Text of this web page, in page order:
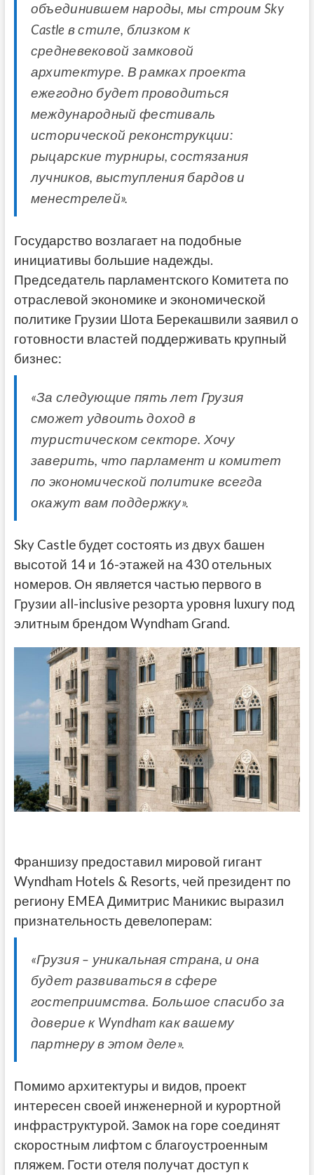
объединившем народы, мы строим Sky
Castle в стиле, близком к
средневековой замковой
архитектуре. В рамках проекта
ежегодно будет проводиться
международный фестиваль
исторической реконструкции:
рыцарские турниры, состязания
лучников, выступления бардов и
менестрелей».
Государство возлагает на подобные
инициативы большие надежды.
Председатель парламентского Комитета по
отраслевой экономике и экономической
политике Грузии Шота Берекашвили заявил о
готовности властей поддерживать крупный
бизнес:
«За следующие пять лет Грузия
сможет удвоить доход в
туристическом секторе. Хочу
заверить, что парламент и комитет
по экономической политике всегда
окажут вам поддержку».
Sky Castle будет состоять из двух башен
высотой 14 и 16-этажей на 430 отельных
номеров. Он является частью первого в
Грузии all-inclusive резорта уровня luxury под
элитным брендом Wyndham Grand.
Франшизу предоставил мировой гигант
Wyndham Hotels & Resorts, чей президент по
региону EMEA Димитрис Маникис выразил
признательность девелоперам:
«Грузия – уникальная страна, и она
будет развиваться в сфере
гостеприимства. Большое спасибо за
доверие к Wyndham как вашему
партнеру в этом деле».
Помимо архитектуры и видов, проект
интересен своей инженерной и курортной
инфраструктурой. Замок на горе соединят
скоростным лифтом с благоустроенным
пляжем. Гости отеля получат доступ к